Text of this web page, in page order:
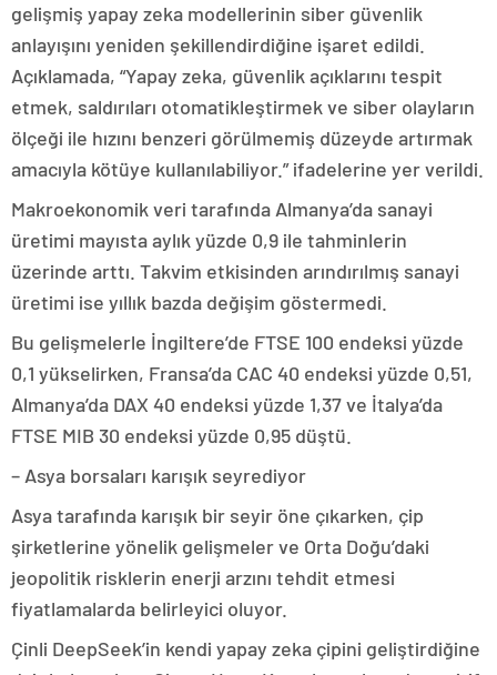
gelişmiş yapay zeka modellerinin siber güvenlik
anlayışını yeniden şekillendirdiğine işaret edildi.
Açıklamada, “Yapay zeka, güvenlik açıklarını tespit
etmek, saldırıları otomatikleştirmek ve siber olayların
ölçeği ile hızını benzeri görülmemiş düzeyde artırmak
amacıyla kötüye kullanılabiliyor.” ifadelerine yer verildi.
Makroekonomik veri tarafında Almanya’da sanayi
üretimi mayısta aylık yüzde 0,9 ile tahminlerin
üzerinde arttı. Takvim etkisinden arındırılmış sanayi
üretimi ise yıllık bazda değişim göstermedi.
Bu gelişmelerle İngiltere’de FTSE 100 endeksi yüzde
0,1 yükselirken, Fransa’da CAC 40 endeksi yüzde 0,51,
Almanya’da DAX 40 endeksi yüzde 1,37 ve İtalya’da
FTSE MIB 30 endeksi yüzde 0,95 düştü.
– Asya borsaları karışık seyrediyor
Asya tarafında karışık bir seyir öne çıkarken, çip
şirketlerine yönelik gelişmeler ve Orta Doğu’daki
jeopolitik risklerin enerji arzını tehdit etmesi
fiyatlamalarda belirleyici oluyor.
Çinli DeepSeek’in kendi yapay zeka çipini geliştirdiğine